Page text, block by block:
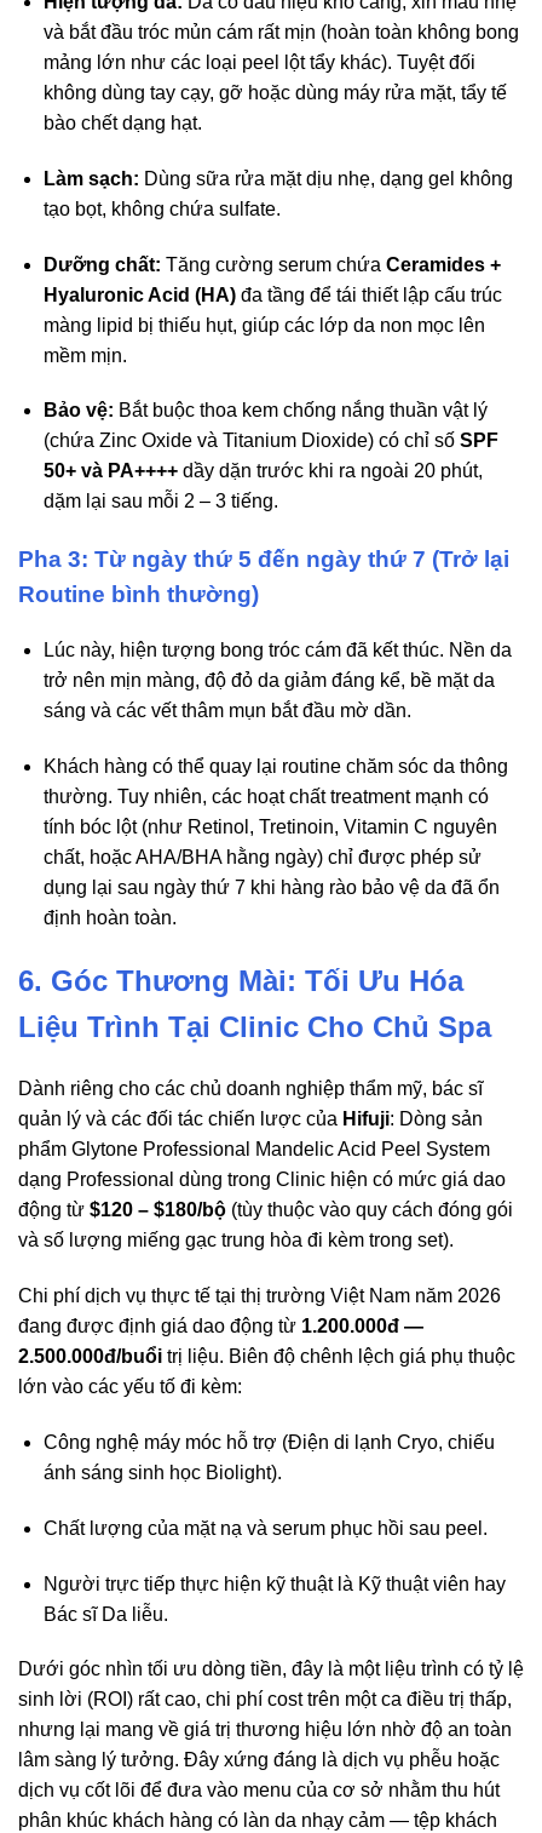
và bắt đầu tróc mủn cám rất mịn (hoàn toàn không bong
mảng lớn như các loại peel lột tẩy khác). Tuyệt đối
không dùng tay cạy, gỡ hoặc dùng máy rửa mặt, tẩy tế
bào chết dạng hạt.
Làm sạch: Dùng sữa rửa mặt dịu nhẹ, dạng gel không
tạo bọt, không chứa sulfate.
Dưỡng chất: Tăng cường serum chứa Ceramides +
Hyaluronic Acid (HA)đa tầng để tái thiết lập cấu trúc
màng lipid bị thiếu hụt, giúp các lớp da non mọc lên
mềm mịn.
Bảo vệ: Bắt buộc thoa kem chống nắng thuần vật lý
(chứa Zinc Oxide và Titanium Dioxide) có chỉ số SPF
50+ và PA++++dầy dặn trước khi ra ngoài 20 phút,
dặm lại sau mỗi 2 – 3 tiếng.
Pha 3: Từ ngày thứ 5 đến ngày thứ 7 (Trở lại
Routine bình thường)
Lúc này, hiện tượng bong tróc cám đã kết thúc. Nền da
trở nên mịn màng, độ đỏ da giảm đáng kể, bề mặt da
sáng và các vết thâm mụn bắt đầu mờ dần.
Khách hàng có thể quay lại routine chăm sóc da thông
thường. Tuy nhiên, các hoạt chất treatment mạnh có
tính bóc lột (như Retinol, Tretinoin, Vitamin C nguyên
chất, hoặc AHA/BHA hằng ngày) chỉ được phép sử
dụng lại sau ngày thứ 7 khi hàng rào bảo vệ da đã ổn
định hoàn toàn.
6. Góc Thương Mài: Tối Ưu Hóa
Liệu Trình Tại Clinic Cho Chủ Spa
Dành riêng cho các chủ doanh nghiệp thẩm mỹ, bác sĩ
quản lý và các đối tác chiến lược của Hifuji: Dòng sản
phẩm Glytone Professional Mandelic Acid Peel System
dạng Professional dùng trong Clinic hiện có mức giá dao
động từ $120 – $180/bộ (tùy thuộc vào quy cách đóng gói
và số lượng miếng gạc trung hòa đi kèm trong set).
Chi phí dịch vụ thực tế tại thị trường Việt Nam năm 2026
đang được định giá dao động từ 1.200.000đ —
2.500.000đ/buổi trị liệu. Biên độ chênh lệch giá phụ thuộc
lớn vào các yếu tố đi kèm:
Công nghệ máy móc hỗ trợ (Điện di lạnh Cryo, chiếu
ánh sáng sinh học Biolight).
Chất lượng của mặt nạ và serum phục hồi sau peel.
Người trực tiếp thực hiện kỹ thuật là Kỹ thuật viên hay
Bác sĩ Da liễu.
Dưới góc nhìn tối ưu dòng tiền, đây là một liệu trình có tỷ lệ
sinh lời (ROI) rất cao, chi phí cost trên một ca điều trị thấp,
nhưng lại mang về giá trị thương hiệu lớn nhờ độ an toàn
lâm sàng lý tưởng. Đây xứng đáng là dịch vụ phễu hoặc
dịch vụ cốt lõi để đưa vào menu của cơ sở nhằm thu hút
phân khúc khách hàng có làn da nhạy cảm — tệp khách